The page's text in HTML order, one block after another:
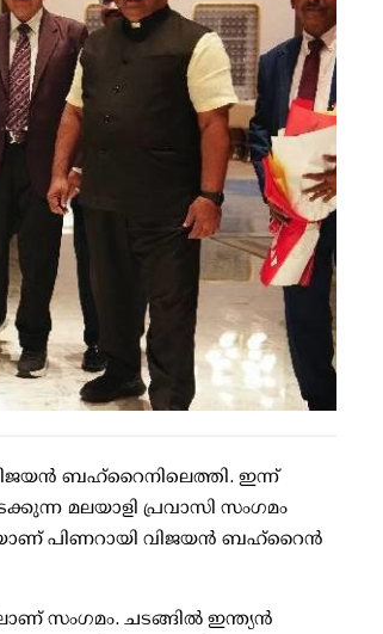
വിജയന്‍ ബഹ്‌റൈനിലെത്തി. ഇന്ന്
മലയാളി പ്രവാസി സംഗമം
പിണറായി വിജയന്‍ ബഹ്റൈന്‍
സംഗമം. ചടങ്ങില്‍ ഇന്ത്യന്‍